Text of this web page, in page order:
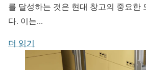
를 달성하는 것은 현대 창고의 중요한
다. 이는...
더 읽기